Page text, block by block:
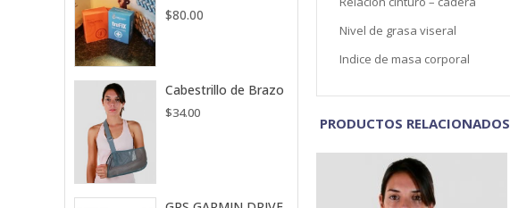
Nivel de grasa viseral
Indice de masa corporal
PRODUCTOS RELACIONADOS
$80.00
Cabestrillo de Brazo
$34.00